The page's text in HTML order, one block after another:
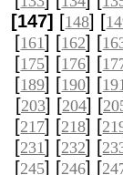
[147] [148] [
[161] [162] [
[175] [176] [
[189] [190] [
[203] [204] [
[217] [218] [
[231] [232] [
[245] [246] [